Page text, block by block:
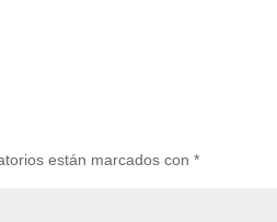
están marcados con*